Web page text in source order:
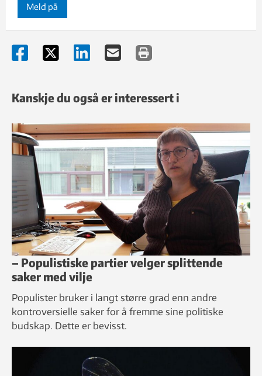
Meld på
Kanskje du også er interessert i
– Populistiske partier velger splittende
saker med vilje
Populister bruker i langt større grad enn andre
kontroversielle saker for å fremme sine politiske
budskap. Dette er bevisst.